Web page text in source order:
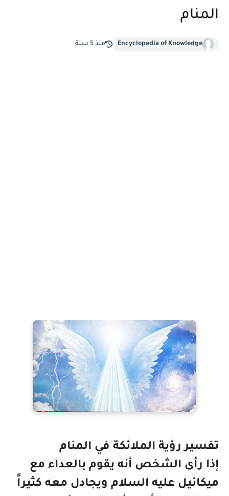
المنام
Encyclopedia of Knowledge منذ 5 سنة
تفسير رؤية الملائكة في المنام
إذا رأى الشخص أنه يقوم بالعداء مع
ميكائيل عليه السلام ويجادل معه كثيراً